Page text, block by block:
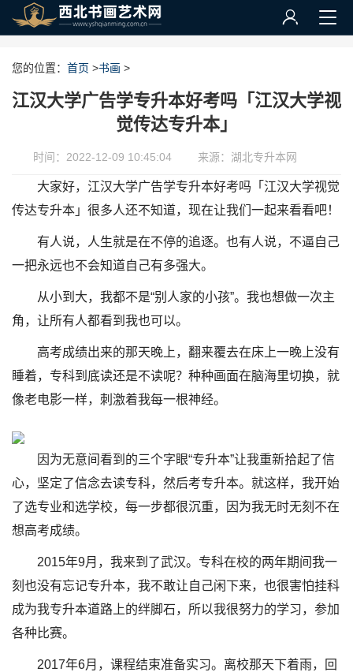
您的位置： 首页 >书画 >
江汉大学广告学专升本好考吗「江汉大学视
觉传达专升本」
时间：2022-12-09 10:45:04 来源：湖北专升本网
大家好，江汉大学广告学专升本好考吗「江汉大学视觉
传达专升本」很多人还不知道，现在让我们一起来看看吧！
有人说，人生就是在不停的追逐。也有人说，不逼自己
一把永远也不会知道自己有多强大。
从小到大，我都不是“别人家的小孩”。我也想做一次主
角，让所有人都看到我也可以。
高考成绩出来的那天晚上，翻来覆去在床上一晚上没有
睡着，专科到底读还是不读呢？种种画面在脑海里切换，就
像老电影一样，刺激着我每一根神经。
因为无意间看到的三个字眼“专升本”让我重新拾起了信
心，坚定了信念去读专科，然后考专升本。就这样，我开始
了选专业和选学校，每一步都很沉重，因为我无时无刻不在
想高考成绩。
2015年9月，我来到了武汉。专科在校的两年期间我一
刻也没有忘记专升本，我不敢让自己闲下来，也很害怕挂科
成为我专升本道路上的绊脚石，所以我很努力的学习，参加
各种比赛。
2017年6月，课程结束准备实习。离校那天下着雨，回